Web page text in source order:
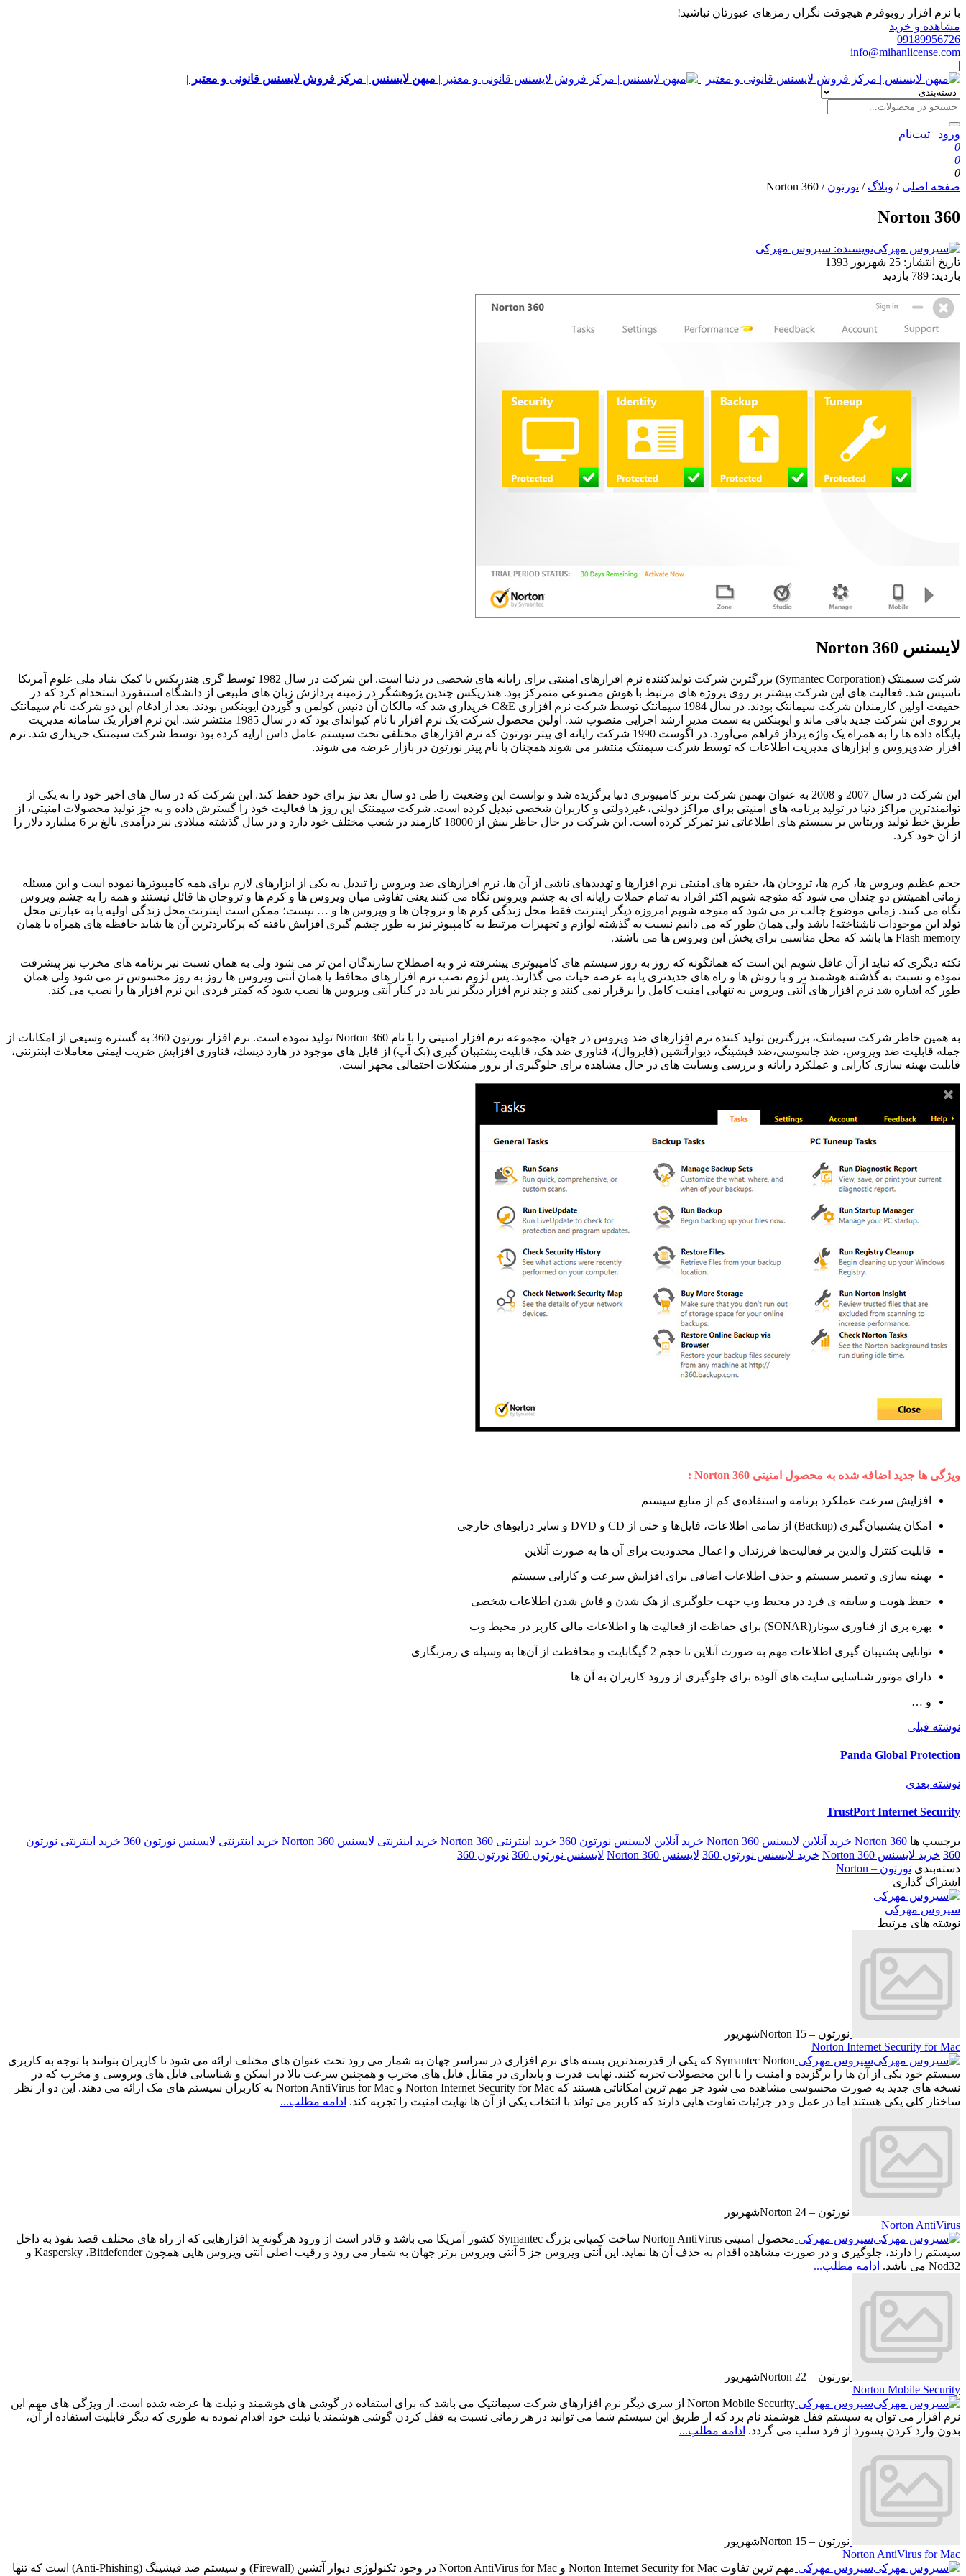
با نرم افزار روبوفرم هیچوقت نگران رمزهای عبورتان نباشید!
مشاهده و خرید
09189956726
info@mihanlicense.com
|
میهن لایسنس | مرکز فروش لایسنس قانونی و معتبر |
ورود | ثبت‌نام
0
0
0
صفحه اصلی / وبلاگ / نورتون /
Norton 360
Norton 360
نویسنده: سیروس مهرکی
تاریخ انتشار: 25 شهریور 1393
بازدید: 789 بازدید
لایسنس Norton 360
شرکت سیمنتک (Symantec Corporation) بزرگترین شرکت تولیدکننده نرم‌ افزارهای امنیتی برای رایانه‌ های شخصی در دنیا است. این شرکت در سال 1982 توسط گری هندریکس با کمک بنیاد ملی علوم آمریکا
تاسیس شد. فعالیت‌ های این شرکت بیشتر بر روی پروژه‌ های مرتبط با هوش مصنوعی متمرکز بود. هندریکس چندین پژوهشگر در زمینه پردازش زبان‌ های طبیعی از دانشگاه استنفورد استخدام کرد که در
حقیقت اولین کارمندان شرکت سیمانتک بودند. در سال 1984 سیمانتک توسط شرکت نرم‌ افزاری C&E خریداری شد که مالکان آن دنیس کولمن و گوردن ایوبنکس بودند. بعد از ادغام این دو شرکت نام سیمانتک
بر روی این شرکت جدید باقی ماند و ایوبنکس به سمت مدیر ارشد اجرایی منصوب شد. اولین محصول شرکت یک نرم‌ افزار با نام کیواندای بود که در سال 1985 منتشر شد. این نرم‌ افزار یک سامانه مدیریت
پایگاه داده‌ ها را به همراه یک واژه پرداز فراهم می‌آورد. در اگوست 1990 شرکت رایانه‌ ای پیتر نورتون که نرم‌ افزارهای مختلفی تحت سیستم‌ عامل داس ارایه کرده بود توسط شرکت سیمنتک خریداری شد. نرم‌
افزار ضدویروس و ابزارهای مدیریت اطلاعات که توسط شرکت سیمنتک منتشر می‌ شوند همچنان با نام پیتر نورتون در بازار عرضه می‌ شوند.
این شرکت در سال 2007 و 2008 به عنوان نهمین شرکت برتر کامپیوتری دنیا برگزیده شد و توانست این وضعیت را طی دو سال بعد نیز برای خود حفظ کند. این شرکت که در سال‌ های اخیر خود را به یکی از
توانمندترین مراکز دنیا در تولید برنامه‌ های امنیتی برای مراکز دولتی، غیردولتی و کاربران شخصی تبدیل کرده است. شرکت سیمنتک این روز ها فعالیت خود را گسترش داده و به جز تولید محصولات امنیتی، از
طریق خط تولید وریتاس بر سیستم‌ های اطلاعاتی نیز تمرکز کرده است. این شرکت در حال حاظر بیش از 18000 کارمند در شعب مختلف خود دارد و در سال گذشته میلادی نیز درآمدی بالغ بر 6 میلیارد دلار را
از آن خود کرد.
حجم عظیم ویروس ها، کرم ها، تروجان ها، حفره های امنیتی نرم افزارها و تهدیدهای ناشی از آن ها، نرم افزارهای ضد ویروس را تبدیل به یکی از ابزارهای لازم برای همه کامپیوترها نموده است و این مسئله
زمانی اهمیتش دو چندان می شود که متوجه شویم اکثر افراد به تمام حملات رایانه ای به چشم ویروس نگاه می کنند یعنی تفاوتی میان ویروس ها و کرم ها و تروجان ها قائل نیستند و همه را به چشم ویروس
نگاه می کنند. زمانی موضوع جالب تر می شود که متوجه شویم امروزه دیگر اینترنت فقط محل زندگی کرم ها و تروجان ها و ویروس ها و … نیست؛ ممکن است اینترنت محل زندگی اولیه یا به عبارتی محل
تولد این موجودات ناشناخته! باشد ولی همان طور که می دانیم نسبت به گذشته لوازم و تجهیزات مرتبط به کامپیوتر نیز به طور چشم گیری افزایش یافته که پرکابردترین آن ها شاید حافظه های همراه یا همان
Flash memory ها باشد که محل مناسبی برای پخش این ویروس ها می باشند.
نکته دیگری که نباید از آن غافل شویم این است که همانگونه که روز به روز سیستم های کامپیوتری پیشرفته تر و به اصطلاح سازندگان امن تر می شود ولی به همان نسبت نیز برنامه های مخرب نیز پیشرفت
نموده و نسبت به گذشته هوشمند تر و با روش ها و راه های جدیدتری پا به عرصه حیات می گذارند. پس لزوم نصب نرم افزار های محافظ یا همان آنتی ویروس ها روز به روز محسوس تر می شود ولی همان
طور که اشاره شد نرم افزار های آنتی ویروس به تنهایی امنیت کامل را برقرار نمی کنند و چند نرم افزار دیگر نیز باید در کنار آنتی ویروس ها نصب شود که کمتر فردی این نرم افزار ها را نصب می کند.
به همین خاطر شرکت سیمانتک، بزرگترین تولید كننده نرم‌ افزارهای ضد ویروس در جهان، مجموعه نرم‌ افزار امنیتی را با نام Norton 360 تولید نموده است. نرم افزار نورتون 360 به گستره وسیعی از امكانات از
جمله قابلیت ضد ویروس، ضد جاسوسی،ضد فیشینگ، دیوارآتشین (فایروال)، فناوری ضد هک، قابلیت پشتیبان گیری (بک آپ) از فایل های موجود در هارد دیسك، فناوری افزایش ضریب ایمنی معاملات اینترنتی،
قابلیت بهینه‌ سازی كارایی و عملكرد رایانه و بررسی وبسایت های در حال مشاهده برای جلوگیری از بروز مشکلات احتمالی مجهز است.
ویژگی ها جدید اضافه شده به محصول امنیتی Norton 360
:
افزایش سرعت عملکرد برنامه و استفاده‌ی کم از منابع سیستم
امکان پشتیبان‌گیری (Backup) از تمامی اطلاعات، فایل‌ها و حتی از CD و DVD و سایر درایوهای خارجی
قابلیت کنترل والدین بر فعالیت‌ها فرزندان و اعمال محدودیت‌ برای آن‌ ها به صورت آنلاین
بهینه‌ سازی و تعمیر سیستم و حذف اطلاعات اضافی برای افزایش سرعت و کارایی سیستم
حفظ هویت و سابقه‌ ی فرد در محیط وب جهت جلوگیری از هک شدن و فاش شدن اطلاعات شخصی
بهره بری از فناوری سونار(SONAR) برای حفاظت از فعالیت‌ ها و اطلاعات مالی کاربر در محیط وب
توانایی پشتیبان‌ گیری اطلاعات مهم به صورت آنلاین تا حجم 2 گیگابایت و محافظت از آن‌ها به‌ وسیله‌ ی رمزنگاری
دارای موتور شناسایی سایت‌ های آلوده برای جلوگیری از ورود کاربران به آن‌ ها
و …
نوشته قبلی
Panda Global Protection
نوشته بعدی
TrustPort Internet Security
برچسب ها Norton 360 خرید آنلاین لایسنس Norton 360 خرید آنلاین لایسنس نورتون 360 خرید اینترنتی Norton 360 خرید اینترنتی لایسنس Norton 360 خرید اینترنتی لایسنس نورتون 360
خرید اینترنتی نورتون
360 خرید لایسنس Norton 360 خرید لایسنس نورتون 360 لایسنس Norton 360 لایسنس نورتون 360
نورتون 360
دسته‌بندی نورتون – Norton
اشتراک گذاری
سیروس مهرکی
نوشته های مرتبط
نورتون – Norton 15
شهریور
Norton Internet Security for Mac
سیروس مهرکی
Symantec Norton که یکی از قدرتمندترین بسته های نرم افزاری در سراسر جهان به شمار می رود تحت عنوان های مختلف ارائه می شود تا کاربران بتوانند با توجه به کاربری
سیستم خود یکی از آن ها را برگزیده و امنیت را با این محصولات تجربه کنند. نهایت قدرت و پایداری در مقابل فایل های مخرب و همچنین سرعت بالا در اسکن و شناسایی فایل های ویروسی و مخرب که در
نسخه های جدید به صورت محسوسی مشاهده می شود جز مهم ترین امکاناتی هستند که Norton Internet Security for Mac و Norton AntiVirus for Mac به کاربران سیستم های مک ارائه می دهند. این دو از نظر
ساختار کلی یکی هستند اما در عمل و در جزئیات تفاوت هایی دارند که کاربر می تواند با انتخاب یکی از آن ها نهایت امنیت را تجربه کند. ادامه مطلب...
نورتون – Norton 24
شهریور
Norton AntiVirus
سیروس مهرکی
محصول امنیتی Norton AntiVirus ساخت کمپانی بزرگ Symantec کشور آمریکا می باشد و قادر است از ورود هرگونه بد افزارهایی که از راه های مختلف قصد نفوذ به داخل
سیستم را دارند، جلوگیری و در صورت مشاهده اقدام به حذف آن ها نماید. این آنتی ویروس جز 5 آنتی ویروس برتر جهان به شمار می رود و رقیب اصلی آنتی ویروس هایی همچون Kaspersky ،Bitdefender و
Nod32 می باشد.
ادامه مطلب...
نورتون – Norton 22
شهریور
Norton Mobile Security
سیروس مهرکی
Norton Mobile Security از سری دیگر نرم افزارهای شرکت سیمانتیک می باشد که برای استفاده در گوشی های هوشمند و تبلت ها عرضه شده است. از ویژگی های مهم این
نرم افزار می توان به سیستم قفل هوشمند نام برد که از طریق این سیستم شما می توانید در هر زمانی نسبت به قفل کردن گوشی هوشمند یا تبلت خود اقدام نموده به طوری که دیگر قابلیت استفاده از آن،
بدون وارد کردن پسورد از فرد سلب می گردد. ادامه مطلب...
نورتون – Norton 15
شهریور
Norton AntiVirus for Mac
سیروس مهرکی
مهم ترین تفاوت Norton Internet Security for Mac و Norton AntiVirus for Mac در وجود تکنولوژی دیوار آتشین (Firewall) و سیستم ضد فیشینگ (Anti-Phishing) است که تنها